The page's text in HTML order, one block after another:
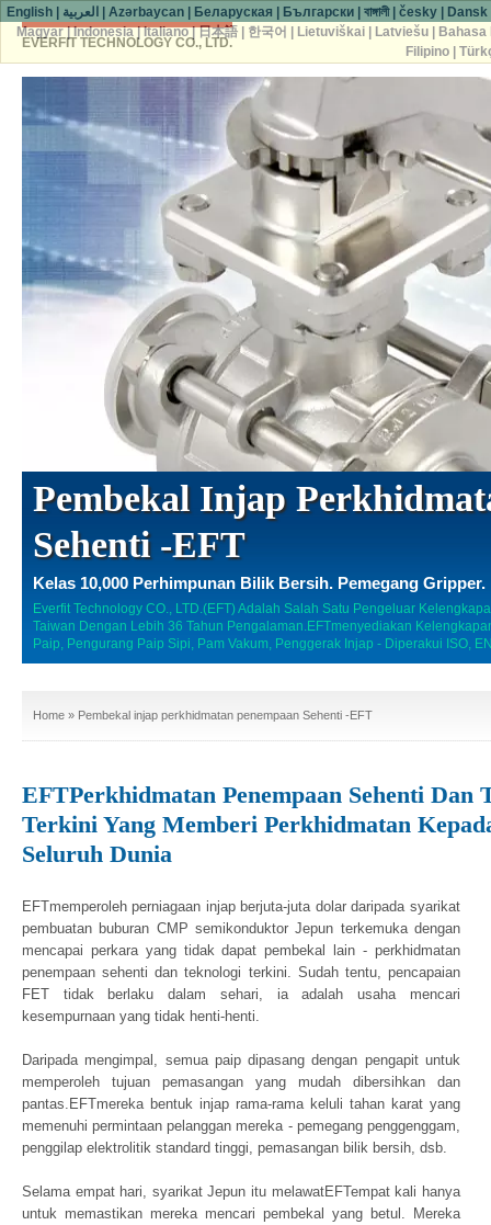
EVERFIT TECHNOLOGY CO., LTD.
Pembekal Injap
Sehenti -EFT
Kelas 10,000 Perhimpunan Bilik Bersih. Pemegang Gripper.
Everfit Technology CO., LTD.(EFT) Adalah Salah Satu Pengeluar
Taiwan Dengan Lebih 36 Tahun Pengalaman.EFTmenyediakan
Paip, Pengurang Paip Sipi, Pam Vakum, Penggerak Injap - Diperakui ISO,
Home » Pembekal injap perkhidmatan penempaan Sehenti -EFT
EFTPerkhidmatan Penempaan Sehenti Dan
Terkini Yang Memberi Perkhidmatan
Seluruh Dunia
EFTmemperoleh perniagaan injap berjuta-juta dolar daripada syarikat
pembuatan buburan CMP semikonduktor Jepun terkemuka dengan
mencapai perkara yang tidak dapat pembekal lain - perkhidmatan
penempaan sehenti dan teknologi terkini. Sudah tentu, pencapaian
FET tidak berlaku dalam sehari, ia adalah usaha mencari
kesempurnaan yang tidak henti-henti.
Daripada mengimpal, semua paip dipasang dengan pengapit untuk
memperoleh tujuan pemasangan yang mudah dibersihkan dan
pantas.EFTmereka bentuk injap rama-rama keluli tahan karat yang
memenuhi permintaan pelanggan mereka - pemegang penggenggam,
penggilap elektrolitik standard tinggi, pemasangan bilik bersih, dsb.
Selama empat hari, syarikat Jepun itu melawatEFTempat kali hanya
untuk memastikan mereka mencari pembekal yang betul. Mereka
English العربية |Azərbaycan Беларуская Български |বাঙ্গালী|česky Dansk
Magyar|Indonesia|Italiano|日本語| 한국어 Lietuviškai| Latviešu|
Bahasa
Filipino|